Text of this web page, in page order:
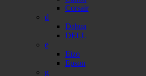
Corsair
d
Dahua
DELL
e
Eizo
Epson
g